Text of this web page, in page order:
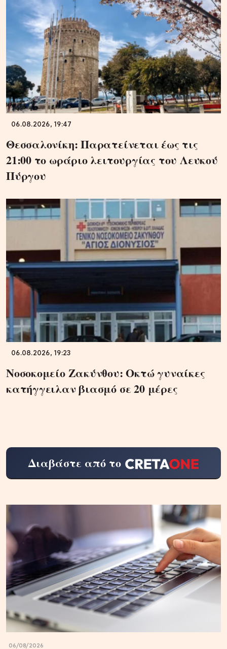
06.08.2026, 19:47
Θεσσαλονίκη: Παρατείνεται έως τις
21:00 το ωράριο λειτουργίας του Λευκού
Πύργου
06.08.2026, 19:23
Νοσοκομείο Ζακύνθου: Οκτώ γυναίκες
κατήγγειλαν βιασμό σε 20 μέρες
Διαβάστε από το
06/08/2026